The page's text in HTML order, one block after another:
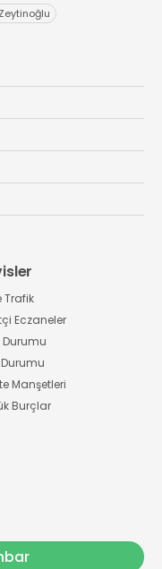
Trafik
Eczaneler
Manşetleri
Burçlar